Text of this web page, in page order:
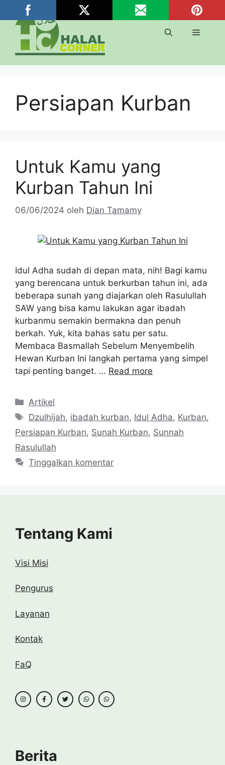
Langsung
ke
Menu
Persiapan Kurban
Untuk Kamu yang
Kurban Tahun Ini
06/06/2024 oleh Dian Tamamy
Idul Adha sudah di depan mata, nih! Bagi kamu
yang berencana untuk berkurban tahun ini, ada
beberapa sunah yang diajarkan oleh Rasulullah
SAW yang bisa kamu lakukan agar ibadah
kurbanmu semakin bermakna dan penuh
berkah. Yuk, kita bahas satu per satu.
Membaca Basmallah Sebelum Menyembelih
Hewan Kurban Ini langkah pertama yang simpel
tapi penting banget. … Read more
Kategori
Artikel
Tag
Dzulhijah, ibadah kurban, Idul Adha, Kurban,
Persiapan Kurban, Sunah Kurban, Sunnah
Rasulullah
Tinggalkan komentar
Tentang Kami
Visi Misi
Pengurus
Layanan
Kontak
FaQ
Berita